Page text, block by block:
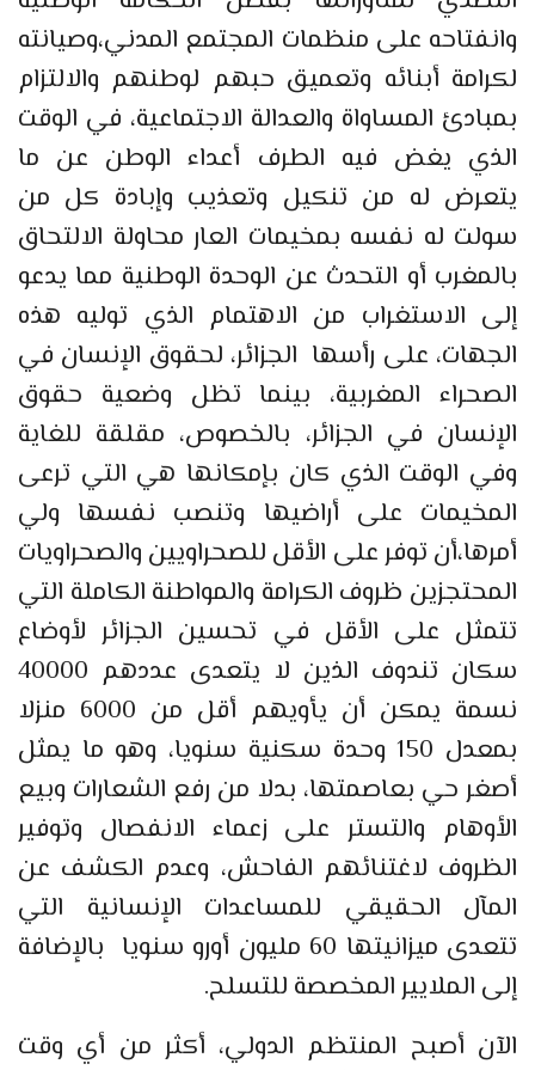
وانفتاحه على منظمات المجتمع المدني،وصيانته
لكرامة أبنائه وتعميق حبهم لوطنهم والالتزام
بمبادئ المساواة والعدالة الاجتماعية، في الوقت
الذي يغض فيه الطرف أعداء الوطن عن ما
يتعرض له من تنكيل وتعذيب وإبادة كل من
سولت له نفسه بمخيمات العار محاولة الالتحاق
بالمغرب أو التحدث عن الوحدة الوطنية مما يدعو
إلى الاستغراب من الاهتمام الذي توليه هذه
الجهات، على رأسها الجزائر، لحقوق الإنسان في
الصحراء المغربية، بينما تظل وضعية حقوق
الإنسان في الجزائر، بالخصوص، مقلقة للغاية
وفي الوقت الذي كان بإمكانها هي التي ترعى
المخيمات على أراضيها وتنصب نفسها ولي
أمرها،أن توفر على الأقل للصحراويين والصحراويات
المحتجزين ظروف الكرامة والمواطنة الكاملة التي
تتمثل على الأقل في تحسين الجزائر لأوضاع
سكان تندوف الذين لا يتعدى عددهم 40000
نسمة يمكن أن يأويهم أقل من 6000 منزلا
بمعدل 150 وحدة سكنية سنويا، وهو ما يمثل
أصغر حي بعاصمتها، بدلا من رفع الشعارات وبيع
الأوهام والتستر على زعماء الانفصال وتوفير
الظروف لاغتنائهم الفاحش، وعدم الكشف عن
المآل الحقيقي للمساعدات الإنسانية التي
تتعدى ميزانيتها 60 مليون أورو سنويا بالإضافة
إلى الملايير المخصصة للتسلح.
الآن أصبح المنتظم الدولي، أكثر من أي وقت